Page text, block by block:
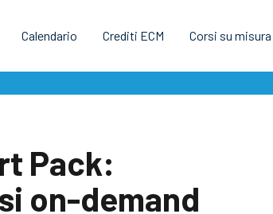
Calendario Crediti ECM Corsi su misura
Pack:
on-demand